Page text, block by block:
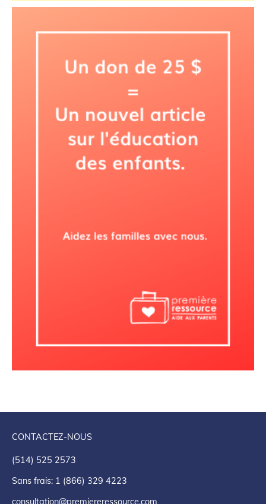
CONTACTEZ-NOUS
(514) 525 2573
Sans frais: 1 (866) 329 4223
consultation@premiereressource.com